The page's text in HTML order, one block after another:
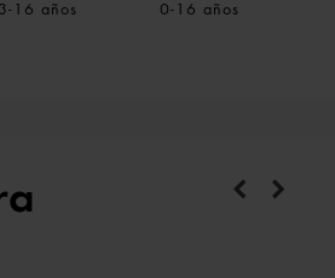
3-16 años 0-16 años